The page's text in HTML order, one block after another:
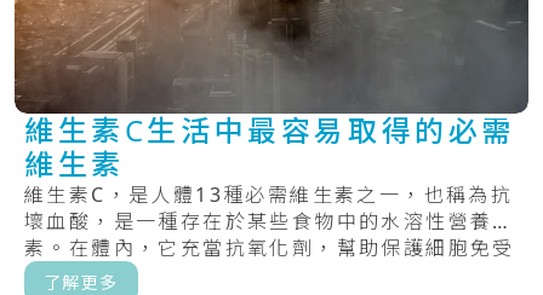
維生素C生活中最容易取得的必需
維生素
維生素C，是人體13種必需維生素之一，也稱為抗
壞血酸，是一種存在於某些食物中的水溶性營養
素。在體內，它充當抗氧化劑，幫助保護細胞免受
自由.....
了解更多